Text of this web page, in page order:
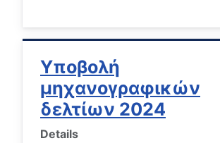
Υποβολή
μηχανογραφικών
δελτίων 2024
Details